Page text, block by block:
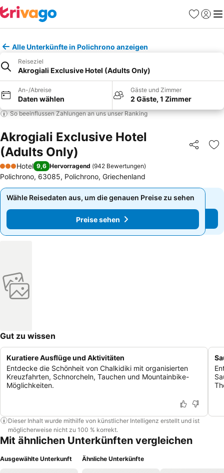
Favoriten
Alle Unterkünfte in Polichrono anzeigen
Reiseziel
Akrogiali Exclusive Hotel (Adults Only)
An-/Abreise
Daten wählen
Gäste und Zimmer
2 Gäste, 1 Zimmer
So beeinflussen Zahlungen an uns unser Ranking
Akrogiali Exclusive Hotel
(Adults Only)
Teilen
3 Sterne
Hotel 9,6 Hervorragend (942 Bewertungen)
Polichrono, 63085, Polichrono, Griechenland
Wähle Reisedaten aus, um die genauen Preise zu sehen
Preise sehen
Wähle Reisedaten aus, um die genauen Preise zu sehen
Preise sehen
Gut zu wissen
Kuratiere Ausflüge und Aktivitäten
Entdecke die Schönheit von Chalkidiki mit organisierten
Kreuzfahrten, Schnorcheln, Tauchen und Mountainbike-
Möglichkeiten.
Dieser Inhalt wurde mithilfe von künstlicher Intelligenz erstellt und ist
möglicherweise nicht zu 100 % korrekt.
Mit ähnlichen Unterkünften vergleichen
Ausgewählte Unterkunft Ähnliche Unterkünfte